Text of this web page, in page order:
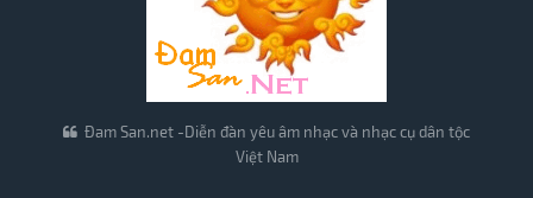
Đam San.net -Diễn đàn yêu âm nhạc và nhạc cụ dân tộc
Việt Nam